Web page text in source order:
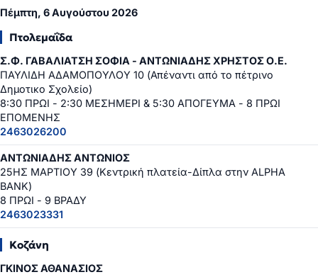
Πέμπτη, 6 Αυγούστου 2026
Πτολεμαΐδα
Σ.Φ. ΓΑΒΑΛΙΑΤΣΗ ΣΟΦΙΑ - ΑΝΤΩΝΙΑΔΗΣ ΧΡΗΣΤΟΣ Ο.Ε.
ΠΑΥΛΙΔΗ ΑΔΑΜΟΠΟΥΛΟΥ 10 (Απέναντι από το πέτρινο
Δημοτικο Σχολείο)
8:30 ΠΡΩΙ - 2:30 ΜΕΣΗΜΕΡΙ & 5:30 ΑΠΟΓΕΥΜΑ - 8 ΠΡΩΙ
ΕΠΟΜΕΝΗΣ
2463026200
ΑΝΤΩΝΙΑΔΗΣ ΑΝΤΩΝΙΟΣ
25ΗΣ ΜΑΡΤΙΟΥ 39 (Κεντρική πλατεία-Δίπλα στην ALPHA
BANK)
8 ΠΡΩΙ - 9 ΒΡΑΔΥ
2463023331
Κοζάνη
ΓΚΙΝΟΣ ΑΘΑΝΑΣΙΟΣ